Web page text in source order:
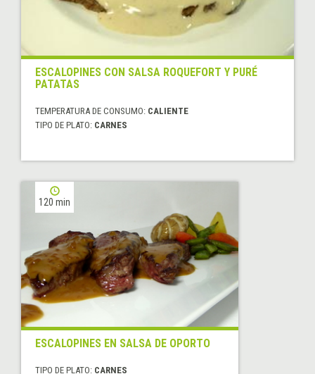
ESCALOPINES CON SALSA ROQUEFORT Y PURÉ
PATATAS
TEMPERATURA DE CONSUMO: CALIENTE
TIPO DE PLATO: CARNES
120 min
ESCALOPINES EN SALSA DE OPORTO
TIPO DE PLATO: CARNES